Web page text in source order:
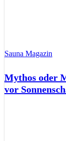
Sauna Magazin
Mythos oder
vor